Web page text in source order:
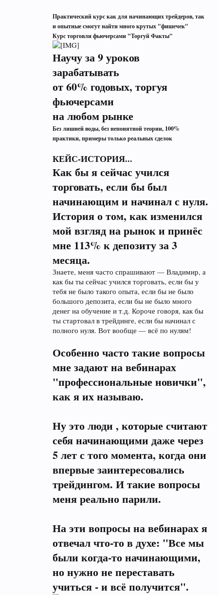
Практический курс как для начинающих трейдеров, так
и опытные смогут найти много крутых "фишечек"
Курс торговли фьючерсами "Торгуй Факты"
Научу за 9 уроков
зарабатывать
от 60% годовых, торгуя
фьючерсами
на любом рынке
Без лишней воды, без непонятной теории, 100%
практики, примеры только реальных сделок
КЕЙС-ИСТОРИЯ...
Как бы я сейчас учился
торговать, если бы был
начинающим и начинал с нуля.
История о том, как изменился
мой взгляд на рынок и принёс
мне 113% к депозиту за 3
месяца.
Знаете, меня часто спрашивают — Владимир, а
как бы ты сейчас учился торговать, если бы у
тебя не было такого опыта, если бы не было
большого депозита, если бы не было много
денег на обучение и т.д. Короче говоря, как бы
ты стартовал в трейдинге, если бы начинал с
полного нуля. Вот вообще — всё по нулям!
Особенно часто такие вопросы
мне задают на вебинарах
"профессиональные новички",
как я их называю.
Ну это люди , которые считают
себя начинающими даже через
5 лет с того момента, когда они
впервые заинтересовались
трейдингом. И такие вопросы
меня реально парили.
На эти вопросы на вебинарах я
отвечал что-то в духе: "Все мы
были когда-то начинающими,
но нужно не переставать
учиться - и всё получится".